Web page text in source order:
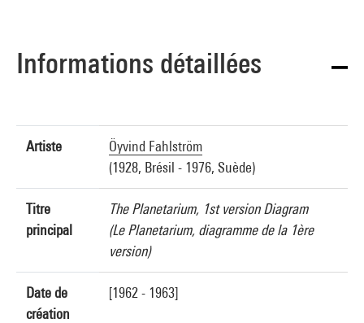
Informations détaillées
Artiste
Öyvind Fahlström
(1928, Brésil - 1976, Suède)
Titre
principal
The Planetarium, 1st version Diagram
(Le Planetarium, diagramme de la 1ère
version)
Date de
création
[1962 - 1963]